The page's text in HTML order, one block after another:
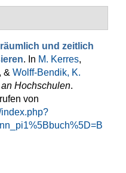
und zeitlich
. In M. Kerres,
, & Wolff-Bendik, K.
Hochschulen.
von